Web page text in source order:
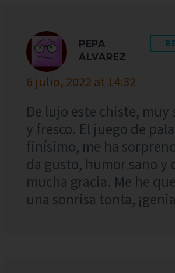
PEPA
ÁLVAREZ
6 julio, 2022 at 14:32
De lujo este chiste,
y fresco. El juego de
finísimo, me ha
da gusto, humor sano y
mucha gracia. Me he
una sonrisa tonta,